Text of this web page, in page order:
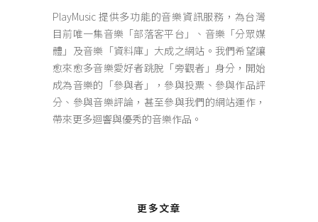
PlayMusic 提供多功能的音樂資訊服務，為台灣
目前唯一集音樂「部落客平台」、音樂「分眾媒
體」及音樂「資料庫」大成之網站。我們希望讓
愈來愈多音樂愛好者跳脫「旁觀者」身分，開始
成為音樂的「參與者」，參與投票、參與作品評
分、參與音樂評論，甚至參與我們的網站運作，
帶來更多迴響與優秀的音樂作品。
更多文章